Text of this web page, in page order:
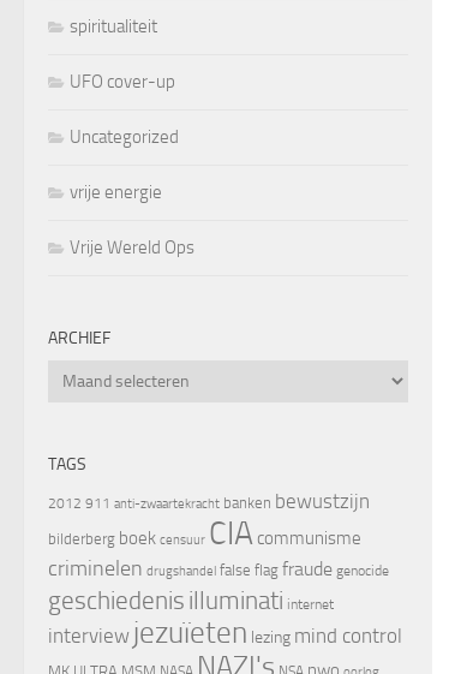
spiritualiteit
UFO cover-up
Uncategorized
vrije energie
Vrije Wereld Ops
ARCHIEF
Archief
TAGS
2012 911 anti-zwaartekracht banken bewustzijn
bilderberg boek censuur CIA communisme
criminelen drugshandel false flag fraude genocide
geschiedenis illuminati internet
interview jezuïeten lezing mind control
NAZI's